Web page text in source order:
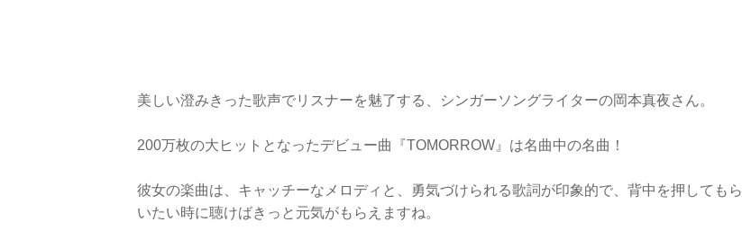
美しい澄みきった歌声でリスナーを魅了する、シンガーソングライターの岡本真夜さん。
200万枚の大ヒットとなったデビュー曲『TOMORROW』は名曲中の名曲！
彼女の楽曲は、キャッチーなメロディと、勇気づけられる歌詞が印象的で、背中を押してもら
いたい時に聴けばきっと元気がもらえますね。